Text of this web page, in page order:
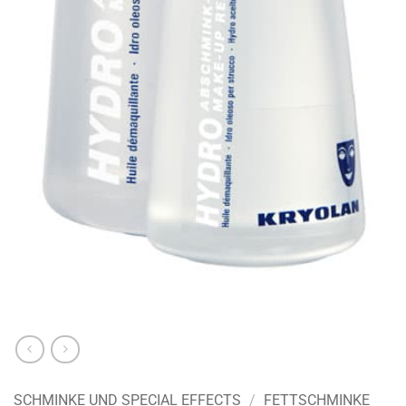
SCHMINKE UND SPECIAL EFFECTS / FETTSCHMINKE